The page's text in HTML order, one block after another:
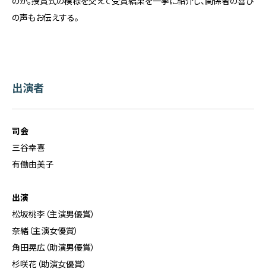
の声もお伝えする。
出演者
司会
三谷幸喜
有働由美子
出演
松坂桃李（主演男優賞）
奈緒（主演女優賞）
角田晃広（助演男優賞）
杉咲花（助演女優賞）